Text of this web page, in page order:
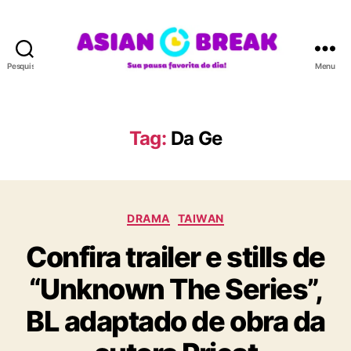
Pesquisar
A
N
R
A
Menu
Tag: Da Ge
C
t
e
g
o
r
i
DRAMA TAIWAN
Confira trailer e stills de
“Unknown The Series”,
BL adaptado de obra da